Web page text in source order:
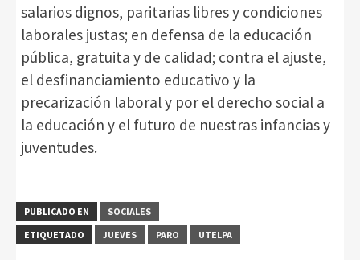
salarios dignos, paritarias libres y condiciones
laborales justas; en defensa de la educación
pública, gratuita y de calidad; contra el ajuste,
el desfinanciamiento educativo y la
precarización laboral y por el derecho social a
la educación y el futuro de nuestras infancias y
juventudes.
PUBLICADO EN
SOCIALES
ETIQUETADO
JUEVES PARO UTELPA